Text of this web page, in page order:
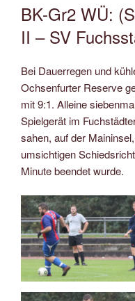
BK-Gr2 WÜ:
II – SV
Bei Dauerregen und
Ochsenfurter Reserve
mit 9:1. Alleine
Spielgerät im
sahen, auf der
umsichtigen
Minute beendet wurde.